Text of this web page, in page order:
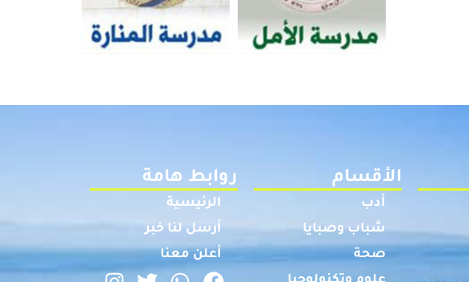
الأقسام
أدب
شباب وصبايا
صحة
روابط هامة
الرئيسية
أرسل لنا خبر
أعلن معنا